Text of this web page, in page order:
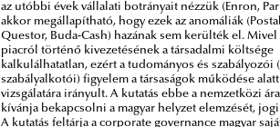
az utóbbi évek vállalati botrányait nézzük (Enron,
akkor megállapítható, hogy ezek az anomáliák
Questor, Buda-Cash) hazának sem kerülték el. Mivel
piacról történő kivezetésének a társadalmi költsége
kalkulálhatatlan, ezért a tudományos és szabályozói
szabályalkotói) figyelem a társaságok működése
vizsgálatára irányult. A kutatás ebbe a nemzetközi
kívánja bekapcsolni a magyar helyzet elemzését,
A kutatás feltárja a corporate governance magyar